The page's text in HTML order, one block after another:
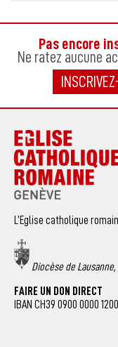
Pas encore
Ne ratez aucune
L’Eglise catholique
Diocèse de
FAIRE UN DON DIRECT
IBAN CH39 0900 0000